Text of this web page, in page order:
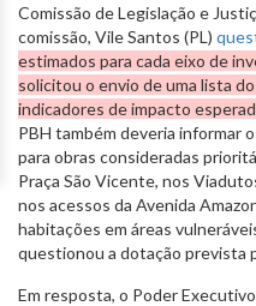
Comissão de Legislação e
comissão, Vile Santos (PL)
estimados para cada eixo de
solicitou o envio de uma lista
indicadores de impacto
PBH também deveria informar
para obras consideradas
Praça São Vicente, nos
nos acessos da Avenida
habitações em áreas
questionou a dotação prevista
Em resposta, o Poder